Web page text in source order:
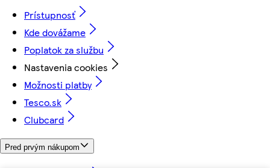
Prístupnosť
Kde dovážame
Poplatok za službu
Nastavenia cookies
Možnosti platby
Tesco.sk
Clubcard
Pred prvým nákupom